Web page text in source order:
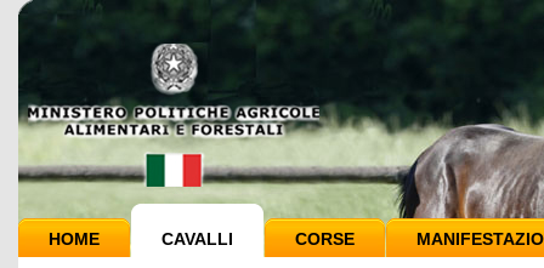
HOME CAVALLI CORSE